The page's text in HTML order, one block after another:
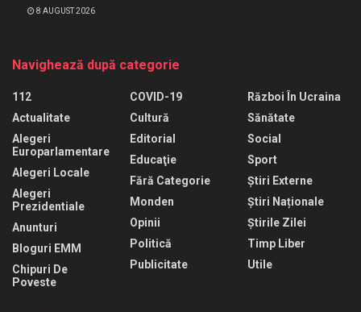
8 AUGUST 2026
Navighează după categorie
112
Actualitate
Alegeri
Europarlamentare
Alegeri Locale
Alegeri
Prezidentiale
Anunturi
Bloguri EMM
Chipuri De
Poveste
COVID-19
Cultură
Editorial
Educaţie
Fără Categorie
Monden
Opinii
Politică
Publicitate
Război În Ucraina
Sănătate
Social
Sport
Știri Externe
Știri Naționale
Știrile Zilei
Timp Liber
Utile